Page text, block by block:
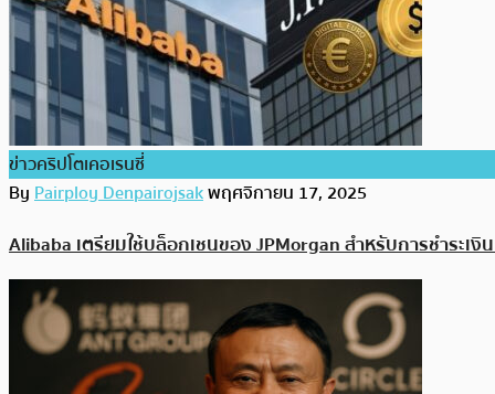
ข่าวคริปโตเคอเรนซี่
ByPairploy Denpairojsakพฤศจิกายน 17, 2025
Alibaba เตรียมใช้บล็อกเชนของ JPMorgan สำหรับการชำระเงิ